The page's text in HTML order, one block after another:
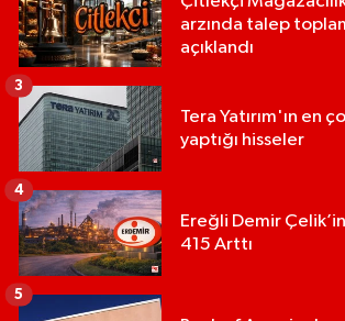
arzında talep
açıklandı
Tera Yatırım'ın en
yaptığı hisseler
3
Ereğli Demir
415 Arttı
4
5